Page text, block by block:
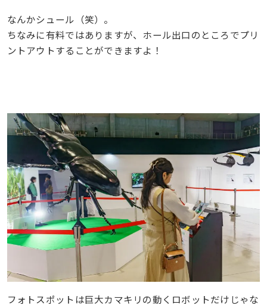
なんかシュール（笑）。
ちなみに有料ではありますが、ホール出口のところでプリ
ントアウトすることができますよ！
フォトスポットは巨大カマキリの動くロボットだけじゃな